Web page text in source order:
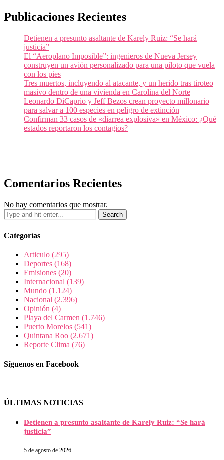
Publicaciones Recientes
Detienen a presunto asaltante de Karely Ruiz: “Se hará
justicia”
El “Aeroplano Imposible”: ingenieros de Nueva Jersey
construyen un avión personalizado para una piloto que vuela
con los pies
Tres muertos, incluyendo al atacante, y un herido tras tiroteo
masivo dentro de una vivienda en Carolina del Norte
Leonardo DiCaprio y Jeff Bezos crean proyecto millonario
para salvar a 100 especies en peligro de extinción
Confirman 33 casos de «diarrea explosiva» en México: ¿Qué
estados reportaron los contagios?
Comentarios Recientes
No hay comentarios que mostrar.
Categorías
Articulo (295)
Deportes (168)
Emisiones (20)
Internacional (139)
Mundo (1.124)
Nacional (2.396)
Opinión (4)
Playa del Carmen (1.746)
Puerto Morelos (541)
Quintana Roo (2.671)
Reporte Clima (76)
Síguenos en Facebook
ÚLTIMAS NOTICIAS
Detienen a presunto asaltante de Karely Ruiz: “Se hará
justicia”
5 de agosto de 2026